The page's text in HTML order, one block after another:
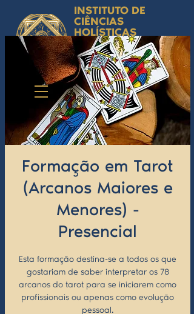
INSTITUTO DE
CIÊNCIAS
HOLÍSTICAS
by Isabel Valente Gomes
Ciência Simbólica
Aplicada e
Desenvolvimento
Humano
Formação em Tarot
(Arcanos Maiores e
Menores) -
Presencial
Esta formação destina-se a todos os que
gostariam de saber interpretar os 78
arcanos do tarot para se iniciarem como
profissionais ou apenas como evolução
pessoal.